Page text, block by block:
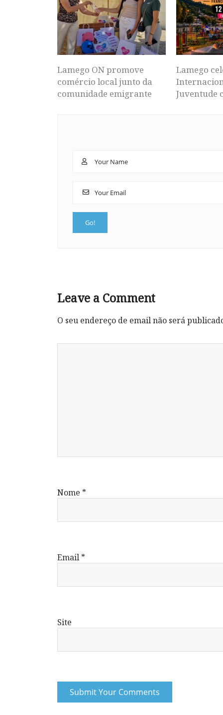
Lamego ON promove
comércio local junto da
comunidade emigrante
Lamego
Juventude
Leave a Comment
O seu endereço de email não será
Nome *
Email *
Site